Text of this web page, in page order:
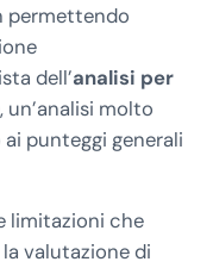
permettendo
dell’analisi per
un’analisi molto
punteggi generali
limitazioni che
valutazione di